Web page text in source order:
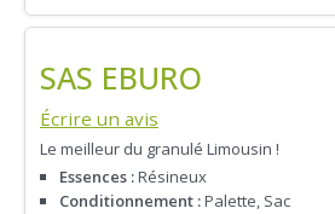
SAS EBURO
Écrire un avis
Le meilleur du granulé Limousin !
Essences :Résineux
Conditionnement :Palette, Sac